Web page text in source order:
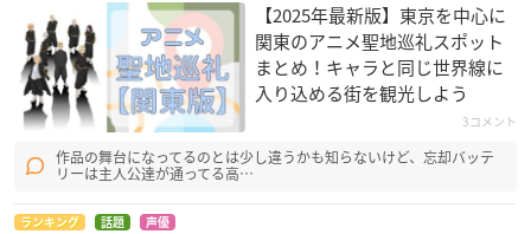
【2025年最新版】東京を中心に
関東のアニメ聖地巡礼スポット
まとめ！キャラと同じ世界線に
入り込める街を観光しよう
3コメント
作品の舞台になってるのとは少し違うかも知らないけど、忘却バッテ
リーは主人公達が通ってる高…
ランキング 話題 声優